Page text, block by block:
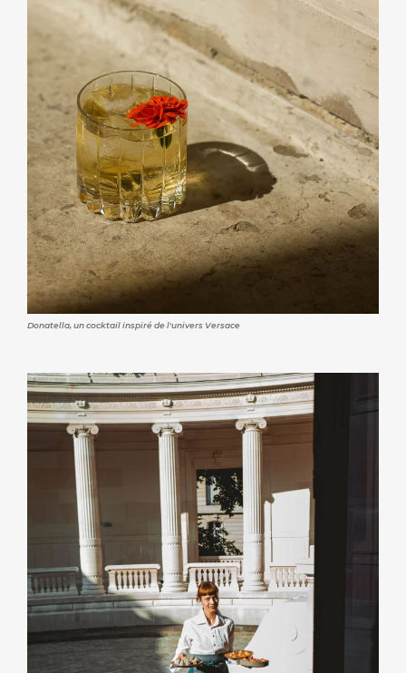
Donatella, un cocktail inspiré de l'univers Versace